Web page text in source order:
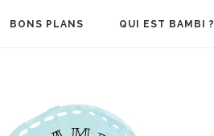
BONS PLANS QUI EST BAMBI ?